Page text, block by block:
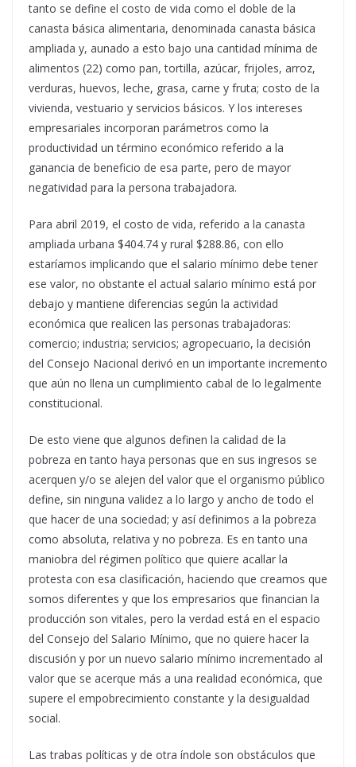
tanto se define el costo de vida como el doble de la
canasta básica alimentaria, denominada canasta básica
ampliada y, aunado a esto bajo una cantidad mínima de
alimentos (22) como pan, tortilla, azúcar, frijoles, arroz,
verduras, huevos, leche, grasa, carne y fruta; costo de la
vivienda, vestuario y servicios básicos. Y los intereses
empresariales incorporan parámetros como la
productividad un término económico referido a la
ganancia de beneficio de esa parte, pero de mayor
negatividad para la persona trabajadora.
Para abril 2019, el costo de vida, referido a la canasta
ampliada urbana $404.74 y rural $288.86, con ello
estaríamos implicando que el salario mínimo debe tener
ese valor, no obstante el actual salario mínimo está por
debajo y mantiene diferencias según la actividad
económica que realicen las personas trabajadoras:
comercio; industria; servicios; agropecuario, la decisión
del Consejo Nacional derivó en un importante incremento
que aún no llena un cumplimiento cabal de lo legalmente
constitucional.
De esto viene que algunos definen la calidad de la
pobreza en tanto haya personas que en sus ingresos se
acerquen y/o se alejen del valor que el organismo público
define, sin ninguna validez a lo largo y ancho de todo el
que hacer de una sociedad; y así definimos a la pobreza
como absoluta, relativa y no pobreza. Es en tanto una
maniobra del régimen político que quiere acallar la
protesta con esa clasificación, haciendo que creamos que
somos diferentes y que los empresarios que financian la
producción son vitales, pero la verdad está en el espacio
del Consejo del Salario Mínimo, que no quiere hacer la
discusión y por un nuevo salario mínimo incrementado al
valor que se acerque más a una realidad económica, que
supere el empobrecimiento constante y la desigualdad
social.
Las trabas políticas y de otra índole son obstáculos que